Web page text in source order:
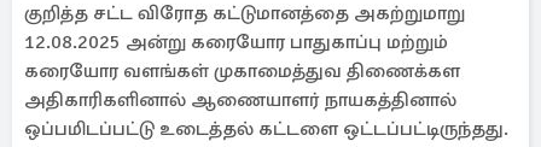
குறித்த சட்ட விரோத கட்டுமானத்தை அகற்றுமாறு
12.08.2025 அன்று கரையோர பாதுகாப்பு மற்றும்
கரையோர வளங்கள் முகாமைத்துவ திணைக்கள
அதிகாரிகளினால் ஆணையாளர் நாயகத்தினால்
ஒப்பமிடப்பட்டு உடைத்தல் கட்டளை ஒட்டப்பட்டிருந்தது.